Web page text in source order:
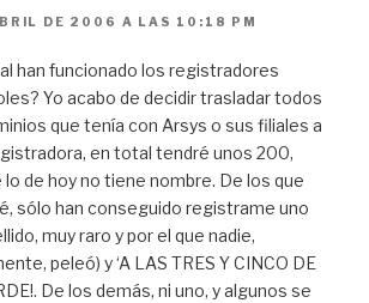
DE 2006 A LAS 10:18 PM
han funcionado los registradores
Yo acabo de decidir trasladar todos
que tenía con Arsys o sus filiales a
en total tendré unos 200,
lo de hoy no tiene nombre. De los que
sólo han conseguido registrame uno
muy raro y por el que nadie,
peleó) y ‘A LAS TRES Y CINCO DE
De los demás, ni uno, y algunos se